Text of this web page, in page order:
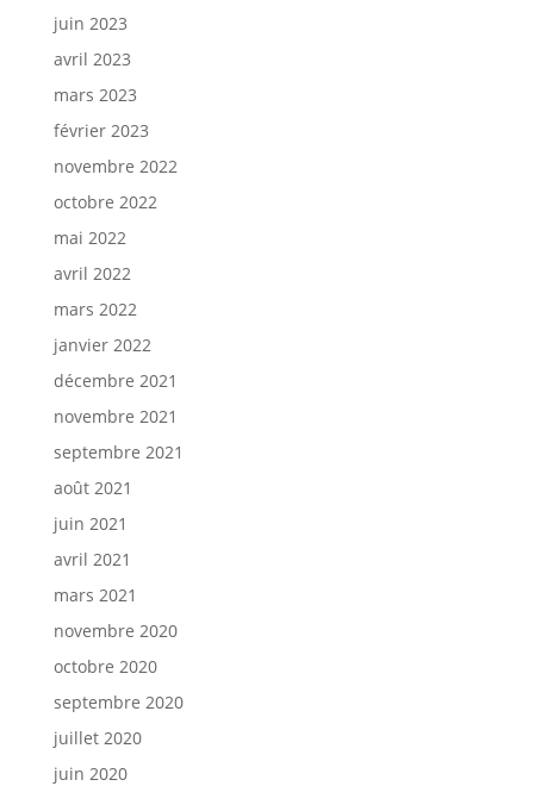
juin 2023
avril 2023
mars 2023
février 2023
novembre 2022
octobre 2022
mai 2022
avril 2022
mars 2022
janvier 2022
décembre 2021
novembre 2021
septembre 2021
août 2021
juin 2021
avril 2021
mars 2021
novembre 2020
octobre 2020
septembre 2020
juillet 2020
juin 2020